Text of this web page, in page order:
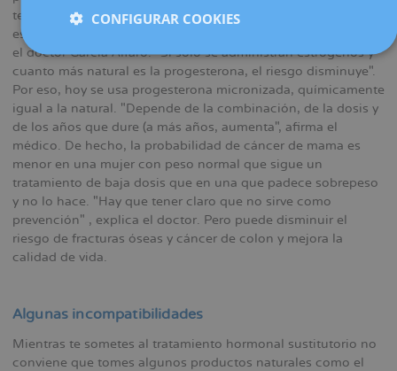
terapia hormonal. ¿Está justificado? "Cuando se combinan
estrógenos y progesterona, se incrementa el riesgo", explica
el doctor García Alfaro. "Si solo se administran estrógenos y
cuanto más natural es la progesterona, el riesgo disminuye".
Por eso, hoy se usa progesterona micronizada, químicamente
igual a la natural. "Depende de la combinación, de la dosis y
de los años que dure (a más años, aumenta", afirma el
médico. De hecho, la probabilidad de cáncer de mama es
menor en una mujer con peso normal que sigue un
tratamiento de baja dosis que en una que padece sobrepeso
y no lo hace. "Hay que tener claro que no sirve como
prevención" , explica el doctor. Pero puede disminuir el
riesgo de fracturas óseas y cáncer de colon y mejora la
calidad de vida.
Algunas incompatibilidades
Mientras te sometes al tratamiento hormonal sustitutorio no
conviene que tomes algunos productos naturales como el
CONFIGURAR COOKIES